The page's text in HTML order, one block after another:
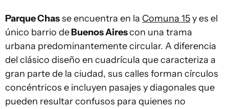
Parque Chasse encuentra en la Comuna 15y es el
único barrio deBuenos Airescon una trama
urbana predominantemente circular. A diferencia
del clásico diseño en cuadrícula que caracteriza a
gran parte de la ciudad, sus calles forman círculos
concéntricos e incluyen pasajes y diagonales que
pueden resultar confusos para quienes no